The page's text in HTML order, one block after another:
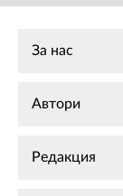
За нас
Автори
Редакция